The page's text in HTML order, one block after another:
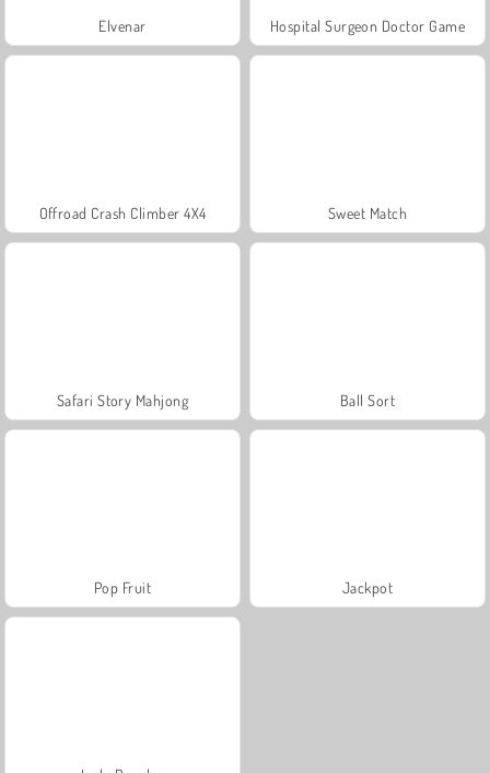
Elvenar Hospital Surgeon Doctor Game
Offroad Crash Climber 4X4 Sweet Match
Safari Story Mahjong Ball Sort
Pop Fruit Jackpot